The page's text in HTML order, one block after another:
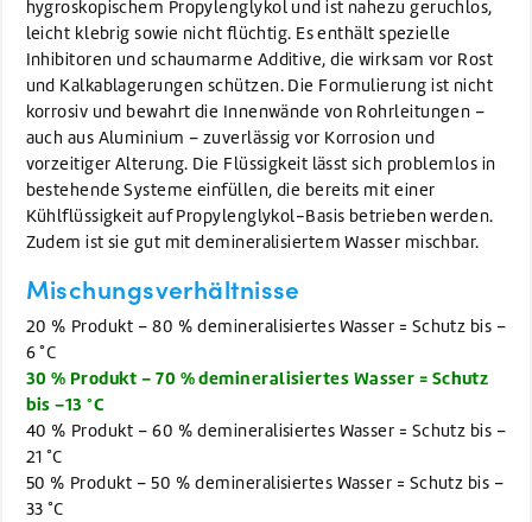
hygroskopischem Propylenglykol und ist nahezu geruchlos,
leicht klebrig sowie nicht flüchtig. Es enthält spezielle
Inhibitoren und schaumarme Additive, die wirksam vor Rost
und Kalkablagerungen schützen. Die Formulierung ist nicht
korrosiv und bewahrt die Innenwände von Rohrleitungen –
auch aus Aluminium – zuverlässig vor Korrosion und
vorzeitiger Alterung. Die Flüssigkeit lässt sich problemlos in
bestehende Systeme einfüllen, die bereits mit einer
Kühlflüssigkeit auf Propylenglykol-Basis betrieben werden.
Zudem ist sie gut mit demineralisiertem Wasser mischbar.
Mischungsverhältnisse
20 % Produkt – 80 % demineralisiertes Wasser = Schutz bis –
6 °C
30 % Produkt – 70 % demineralisiertes Wasser = Schutz
bis –13 °C
40 % Produkt – 60 % demineralisiertes Wasser = Schutz bis –
21 °C
50 % Produkt – 50 % demineralisiertes Wasser = Schutz bis –
33 °C